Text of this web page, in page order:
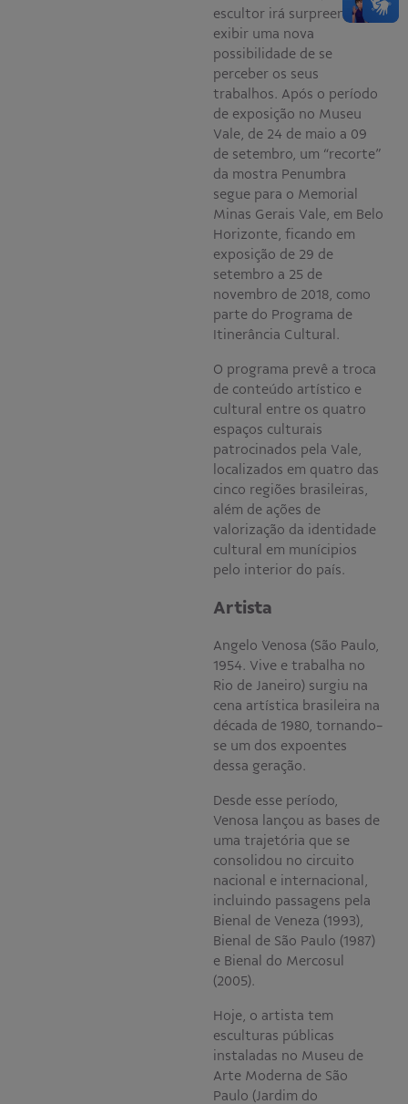
escultor irá surpreender ao
exibir uma nova
possibilidade de se
perceber os seus
trabalhos. Após o período
de exposição no Museu
Vale, de 24 de maio a 09
de setembro, um “recorte”
da mostra Penumbra
segue para o Memorial
Minas Gerais Vale, em Belo
Horizonte, ficando em
exposição de 29 de
setembro a 25 de
novembro de 2018, como
parte do Programa de
Itinerância Cultural.
O programa prevê a troca
de conteúdo artístico e
cultural entre os quatro
espaços culturais
patrocinados pela Vale,
localizados em quatro das
cinco regiões brasileiras,
além de ações de
valorização da identidade
cultural em munícipios
pelo interior do país.
Artista
Angelo Venosa (São Paulo,
1954. Vive e trabalha no
Rio de Janeiro) surgiu na
cena artística brasileira na
década de 1980, tornando-
se um dos expoentes
dessa geração.
Desde esse período,
Venosa lançou as bases de
uma trajetória que se
consolidou no circuito
nacional e internacional,
incluindo passagens pela
Bienal de Veneza (1993),
Bienal de São Paulo (1987)
e Bienal do Mercosul
(2005).
Hoje, o artista tem
esculturas públicas
instaladas no Museu de
Arte Moderna de São
Paulo (Jardim do